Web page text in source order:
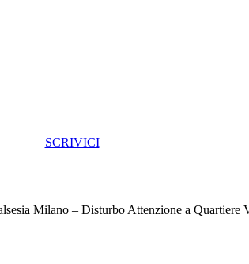
SCRIVICI
Milano – Disturbo Attenzione a Quartiere